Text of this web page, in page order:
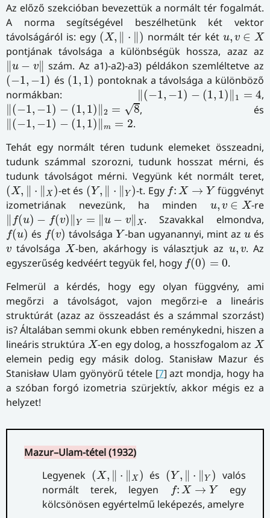
Az előző szekcióban bevezettük a normált tér fogalmát.
A norma segítségével beszélhetünk két vektor
távolságáról is: egy (X, ∥ ⋅ ∥)
(X,‖⋅‖ normált tér két u, v ∈ X
u v∈X
pontjának távolsága a különbségük hossza, azaz az
∥u − v∥
‖u−v‖
szám. Az a1)-a2)-a3) példákon szemléltetve az
(−1, −1)
(−1, 1) és (1, 1)
(1, 1) pontoknak a távolsága a különböző
normákban: ∥(−1, −1) − (1, 1)∥ 1 = 4
‖(−1,−1)−(1,1)‖1=4
,
(−1, −1) − (1, 1) ∥2 = √8
‖(−1,−1)−(1 1) 2=8
, és
(−1, −1) − (1, 1) ∥m = 2
‖( 1,− )− 1)‖m=2
.
Tehát egy normált téren tudunk elemeket összeadni,
tudunk számmal szorozni, tudunk hosszat mérni, és
tudunk távolságot mérni. Vegyünk két normált teret,
(X, ⋅ X )
(X,‖⋅‖X) -et és (Y, ⋅ Y )
(Y,‖⋅‖Y) -t. Egy f: X → Y
f:X→ Y
függvényt
izometriának nevezünk, ha minden
u, v ∈ X
u,v∈X
-re
f(u) − f(v) Y = ∥u − v∥ X
‖f(u)−f(v)‖Y= ‖u−v‖X . Szavakkal elmondva,
f(u)
f(u) és f(v)
f(v) távolságaY
Y-ban ugyanannyi, mint az u
u és
v
v távolságaX
X -ben, akárhogy is választjuk az u, v
u v. Az
egyszerűség kedvéért tegyük fel, hogy f(0) = 0
f(0)= 0
.
Felmerül a kérdés, hogy egy olyan függvény, ami
megőrzi a távolságot, vajon megőrzi-e a lineáris
struktúrát (azaz az összeadást és a számmal szorzást)
is? Általában semmi okunk ebben reménykedni, hiszen a
lineáris struktúra X
X -en egy dolog, a hosszfogalom az X
X
elemein pedig egy másik dolog. Stanisław Mazur és
Stanisław Ulam gyönyörű tétele [7] azt mondja, hogy ha
a szóban forgó izometria szürjektív, akkor mégis ez a
helyzet!
Mazur–Ulam-tétel (1932)
Legyenek (X, ⋅ X )
(X,‖ ⋅‖ X) és (Y, ⋅ ∥Y )
(Y,‖ ⋅ Y)
valós
normált terek, legyen
f: X → Y
f:X→ Y
egy
kölcsönösen egyértelmű leképezés, amelyre